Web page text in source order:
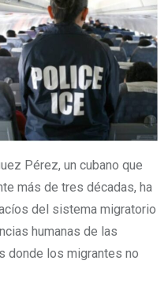
Pérez, un cubano que
más de tres décadas, ha
del sistema migratorio
humanas de las
donde los migrantes no